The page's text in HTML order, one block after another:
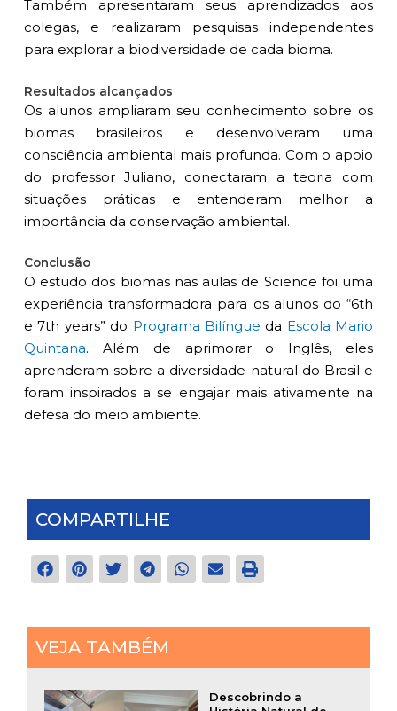
Também apresentaram seus aprendizados aos
colegas, e realizaram pesquisas independentes
para explorar a biodiversidade de cada bioma.
Resultados alcançados
Os alunos ampliaram seu conhecimento sobre os
biomas brasileiros e desenvolveram uma
consciência ambiental mais profunda. Com o apoio
do professor Juliano, conectaram a teoria com
situações práticas e entenderam melhor a
importância da conservação ambiental.
Conclusão
O estudo dos biomas nas aulas de Science foi uma
experiência transformadora para os alunos do “6th
e 7th years” do Programa Bilíngue da Escola Mario
Quintana. Além de aprimorar o Inglês, eles
aprenderam sobre a diversidade natural do Brasil e
foram inspirados a se engajar mais ativamente na
defesa do meio ambiente.
COMPARTILHE
VEJA TAMBÉM
Descobrindo a